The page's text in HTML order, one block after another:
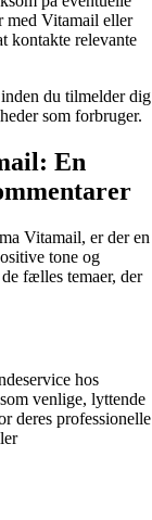
med Vitamail eller
kontakte relevante
du tilmelder dig
som forbruger.
En
Vitamail, er der en
tone og
fælles temaer, der
hos
venlige, lyttende
deres professionelle